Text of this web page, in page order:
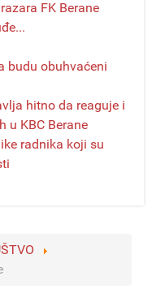
FK Berane
budu obuhvaćeni
hitno da reaguje i
u KBC Berane
radnika koji su